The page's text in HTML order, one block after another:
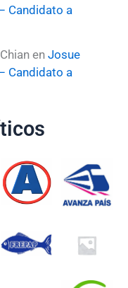
Candidato a
en Josue
Candidato a